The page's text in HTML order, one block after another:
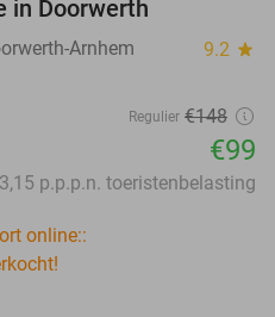
in Doorwerth
Arnhem 9.2 star
Regulier €148
€99
p.p.p.n. toeristenbelasting
online::